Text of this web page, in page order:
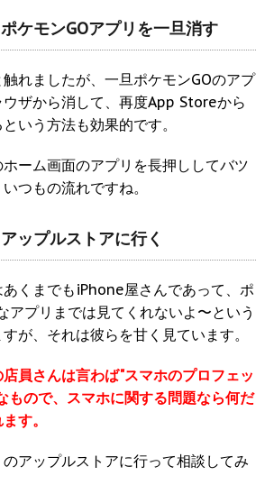
ケモンGOアプリを一旦消す
れましたが、一旦ポケモンGOのアプ
ウザから消して、再度App Storeから
いう方法も効果的です。
ーム画面のアプリを長押ししてバツ
つもの流れですね。
ップルストアに行く
くまでもiPhone屋さんであって、ポ
アプリまでは見てくれないよ〜という
が、それは彼らを甘く見ています。
員さんは言わば"スマホのプロフェッ
もので、スマホに関する問題なら何だ
す。
アップルストアに行って相談してみ